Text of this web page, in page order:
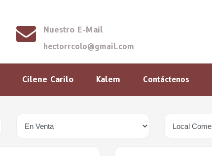
Nuestro E-Mail
hectorrcolo@gmail.com
Cilene Carilo Kalem Contáctenos